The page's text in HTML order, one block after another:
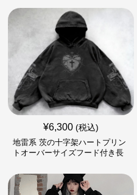
¥6,300 (税込)
地雷系 茨の十字架ハートプリン
トオーバーサイズフード付き長